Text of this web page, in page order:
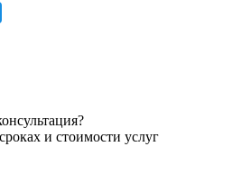
и стоимости услуг